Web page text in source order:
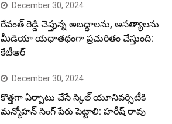
December 30, 2024
రేవంత్ రెడ్డి చెప్తున్న అబద్ధాలను, అసత్యాలను
మీడియా యథాతథంగా ప్రచురితం చేస్తుంది:
కేటీఆర్
December 30, 2024
కొత్తగా ఏర్పాటు చేసే స్కిల్ యూనివర్సిటీకి
మన్మోహన్ సింగ్ పేరు పెట్టాలి: హరీష్ రావు